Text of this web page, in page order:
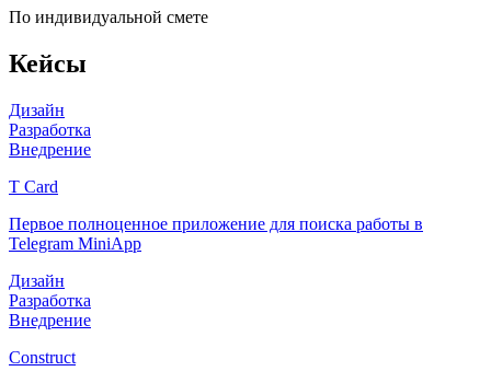
По индивидуальной смете
Кейсы
Дизайн
Разработка
Внедрение
T Card
Первое полноценное приложение для поиска работы в
Telegram MiniApp
Дизайн
Разработка
Внедрение
Construct